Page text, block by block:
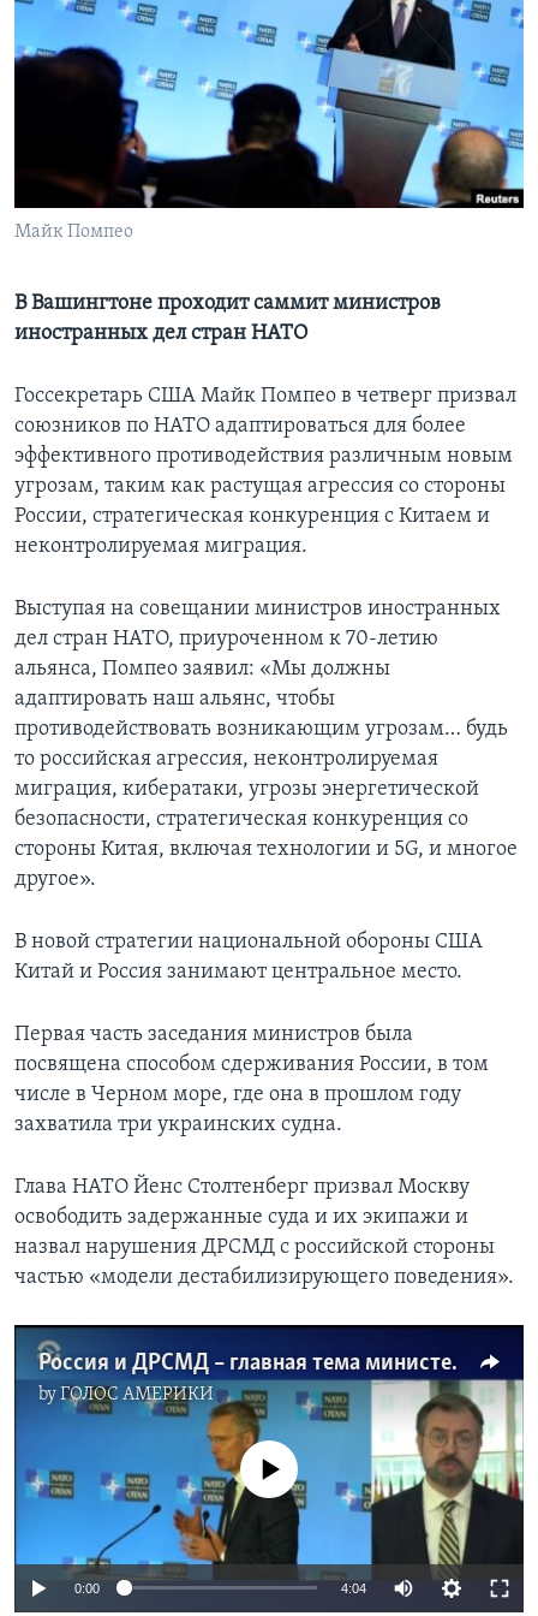
Learning English
СОЦИАЛЬНЫЕ СЕТИ
Языки
Майк Помпео
В Вашингтоне проходит саммит министров
иностранных дел стран НАТО
Госсекретарь США Майк Помпео в четверг призвал
союзников по НАТО адаптироваться для более
эффективного противодействия различным новым
угрозам, таким как растущая агрессия со стороны
России, стратегическая конкуренция с Китаем и
неконтролируемая миграция.
Выступая на совещании министров иностранных
дел стран НАТО, приуроченном к 70-летию
альянса, Помпео заявил: «Мы должны
адаптировать наш альянс, чтобы
противодействовать возникающим угрозам… будь
то российская агрессия, неконтролируемая
миграция, кибератаки, угрозы энергетической
безопасности, стратегическая конкуренция со
стороны Китая, включая технологии и 5G, и многое
другое».
В новой стратегии национальной обороны США
Китай и Россия занимают центральное место.
Первая часть заседания министров была
посвящена способом сдерживания России, в том
числе в Черном море, где она в прошлом году
захватила три украинских судна.
Глава НАТО Йенс Столтенберг призвал Москву
освободить задержанные суда и их экипажи и
назвал нарушения ДРСМД с российской стороны
частью «модели дестабилизирующего поведения».
Россия и ДРСМД – главная тема министерской встречи НАТО
byГОЛОС АМЕРИКИ
No media source currently available
0:00 4:04